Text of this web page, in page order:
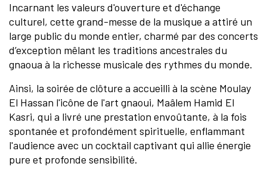
Incarnant les valeurs d'ouverture et d'échange
culturel, cette grand-messe de la musique a attiré un
large public du monde entier, charmé par des concerts
d’exception mêlant les traditions ancestrales du
gnaoua à la richesse musicale des rythmes du monde.
Ainsi, la soirée de clôture a accueilli à la scène Moulay
El Hassan l'icône de l'art gnaoui, Maâlem Hamid El
Kasri, qui a livré une prestation envoûtante, à la fois
spontanée et profondément spirituelle, enflammant
l'audience avec un cocktail captivant qui allie énergie
pure et profonde sensibilité.